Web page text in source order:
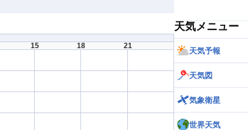
15 18 21
天気メニュー
天気予報
天気図
気象衛星
世界天気